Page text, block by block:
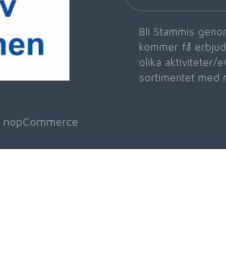
Bli Stammis
kommer få
olika aktiviteter/
sortimentet med
nopCommerce